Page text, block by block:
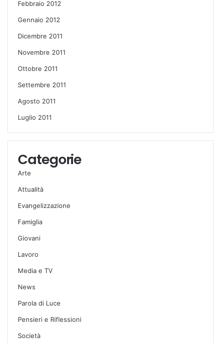
Febbraio 2012
Gennaio 2012
Dicembre 2011
Novembre 2011
Ottobre 2011
Settembre 2011
Agosto 2011
Luglio 2011
Categorie
Arte
Attualità
Evangelizzazione
Famiglia
Giovani
Lavoro
Media e TV
News
Parola di Luce
Pensieri e Riflessioni
Società